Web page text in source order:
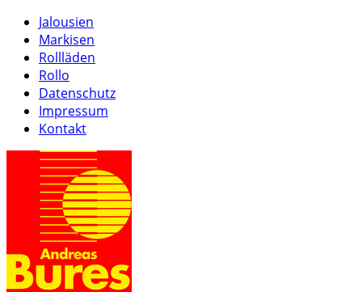
Jalousien
Markisen
Rollläden
Rollo
Datenschutz
Impressum
Kontakt